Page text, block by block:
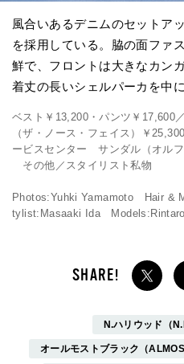
風合いあるデニムのセットア
を採用している。脇の面ファ
鮮で、フロントは大きなカン
着丈の長いシェルパーカを中
ベスト￥13,200・パンツ￥17,600
（ザ・ノース・フェイス）￥
ービスセンター サンダル（オル
その他／スタイリスト私物
Photos:Yuhki Yamamoto Hair &
tylist:Masaaki Ida Models:Rintaro
N.ハリウッド（
オールモストブラック（